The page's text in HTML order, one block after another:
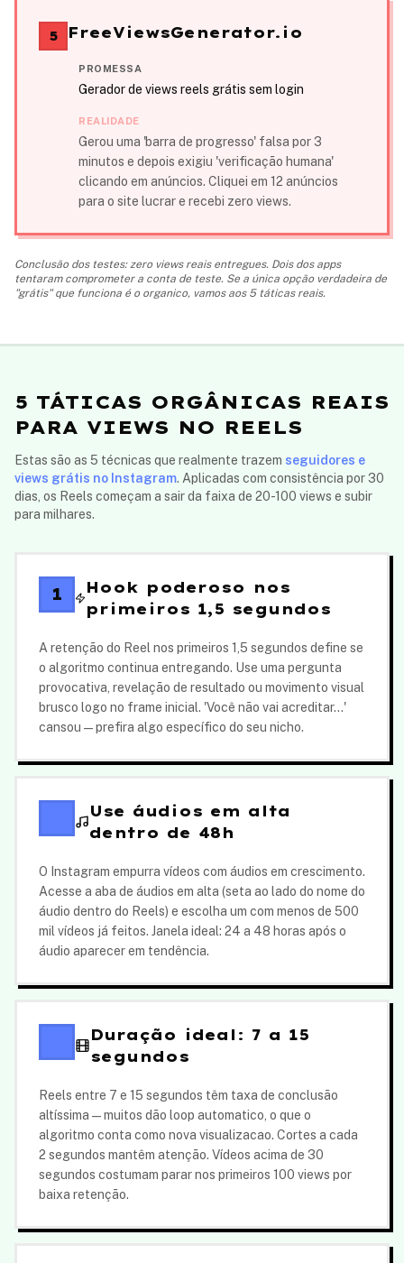
5 FreeViewsGenerator.io
PROMESSA
Gerador de views reels grátis sem login
REALIDADE
Gerou uma 'barra de progresso' falsa por 3
minutos e depois exigiu 'verificação humana'
clicando em anúncios. Cliquei em 12 anúncios
para o site lucrar e recebi zero views.
Conclusão dos testes: zero views reais entregues. Dois dos apps
tentaram comprometer a conta de teste. Se a única opção verdadeira de
"grátis" que funciona é o organico, vamos aos 5 táticas reais.
5 TÁTICAS ORGÂNICAS REAIS
PARA VIEWS NO REELS
Estas são as 5 técnicas que realmente trazem seguidores e
views grátis no Instagram. Aplicadas com consistência por 30
dias, os Reels começam a sair da faixa de 20-100 views e subir
para milhares.
1
Hook poderoso nos
primeiros 1,5 segundos
A retenção do Reel nos primeiros 1,5 segundos define se
o algoritmo continua entregando. Use uma pergunta
provocativa, revelação de resultado ou movimento visual
brusco logo no frame inicial. 'Você não vai acreditar...'
cansou — prefira algo específico do seu nicho.
Use áudios em alta
dentro de 48h
O Instagram empurra vídeos com áudios em crescimento.
Acesse a aba de áudios em alta (seta ao lado do nome do
áudio dentro do Reels) e escolha um com menos de 500
mil vídeos já feitos. Janela ideal: 24 a 48 horas após o
áudio aparecer em tendência.
Duração ideal: 7 a 15
segundos
Reels entre 7 e 15 segundos têm taxa de conclusão
altíssima — muitos dão loop automatico, o que o
algoritmo conta como nova visualizacao. Cortes a cada
2 segundos mantêm atenção. Vídeos acima de 30
segundos costumam parar nos primeiros 100 views por
baixa retenção.